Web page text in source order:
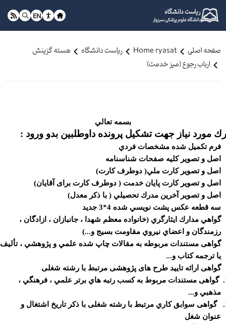
ریاست دانشگاه
دانشگاه علوم پزشکی سبزوار EN
اصلی Home ryasat ریاست دانشگاه
هسته گزینش
ارباب رجوع (میز خدمت)
بسمه تعالي
مورد نياز جهت تشكيل پرونده داوطلبین بدو ورود:
تكميل شده مشخصات فردي
و تصویر كليه صفحات شناسنامه
و تصویر كارت ملي( دوطرف كارت)
و تصویر كارت پایان خدمت ( دوطرف كارت برای آقایان)
و تصویر آخرین مدرك تحصيلي ( با ذكر معدل)
قطعه عكس پشت نويسي شده 4*3 جدید
مدارك ايثارگري (خانواده معظم شهدا ، جانبازان ، ازادگان ،
و اعضاي نيروي مقاومت بسيج و...)
مستندات مربوطه به مقالات چاپ شده علمي و پژوهشي ، تأليف
ترجمه كتاب و...
ارائه تایید طرح های پژوهشی مرتبط با رشته شغلی
گواهی مستندات مربوط به كسب رتبه هاي برتر علمي ، فرهنگي ،
و...
گواهی سوابق كاري مرتبط با رشته شغلی با ذکر تاریخ اشتغال و
شغل